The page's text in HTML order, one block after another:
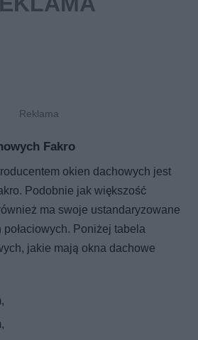
Fakro
okien dachowych jest
Podobnie jak większość
ma swoje ustandaryzowane
Poniżej tabela
jakie mają okna dachowe